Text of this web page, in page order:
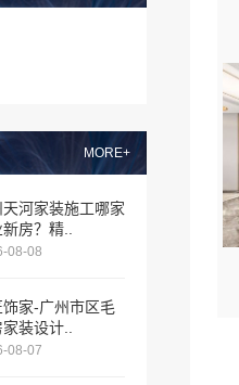
MORE+
天河家装施工哪家
房？精..
08-08
家-广州市区毛
装设计..
08-07